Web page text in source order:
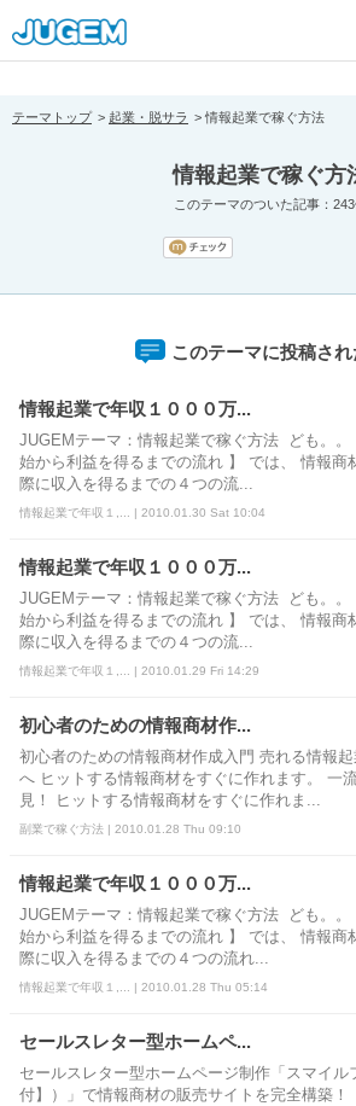
[pear_error: message="Success" code=0
prefix="" info=""]
テーマトップ 起業・脱サラ 情報起業で稼ぐ方法
情報起業で稼ぐ方
このテーマのついた記事：
このテーマに投稿さ
情報起業で年収１０００万...
JUGEMテーマ：情報起業で稼ぐ方法 ども。
始から利益を得るまでの流れ 】 では、 情報商
際に収入を得るまでの４つの流...
情報起業で年収１,... | 2010.01.30 Sat 10:04
情報起業で年収１０００万...
JUGEMテーマ：情報起業で稼ぐ方法 ども。
始から利益を得るまでの流れ 】 では、 情報商
際に収入を得るまでの４つの流...
情報起業で年収１,... | 2010.01.29 Fri 14:29
初心者のための情報商材作...
初心者のための情報商材作成入門 売れる情報
へ ヒットする情報商材をすぐに作れます。 一
見！ ヒットする情報商材をすぐに作れま...
副業で稼ぐ方法 | 2010.01.28 Thu 09:10
情報起業で年収１０００万...
JUGEMテーマ：情報起業で稼ぐ方法 ども。
始から利益を得るまでの流れ 】 では、 情報商
際に収入を得るまでの４つの流れ...
情報起業で年収１,... | 2010.01.28 Thu 05:14
セールスレター型ホームペ...
セールスレター型ホームページ制作「スマイル
付】）」で情報商材の販売サイトを完全構築！